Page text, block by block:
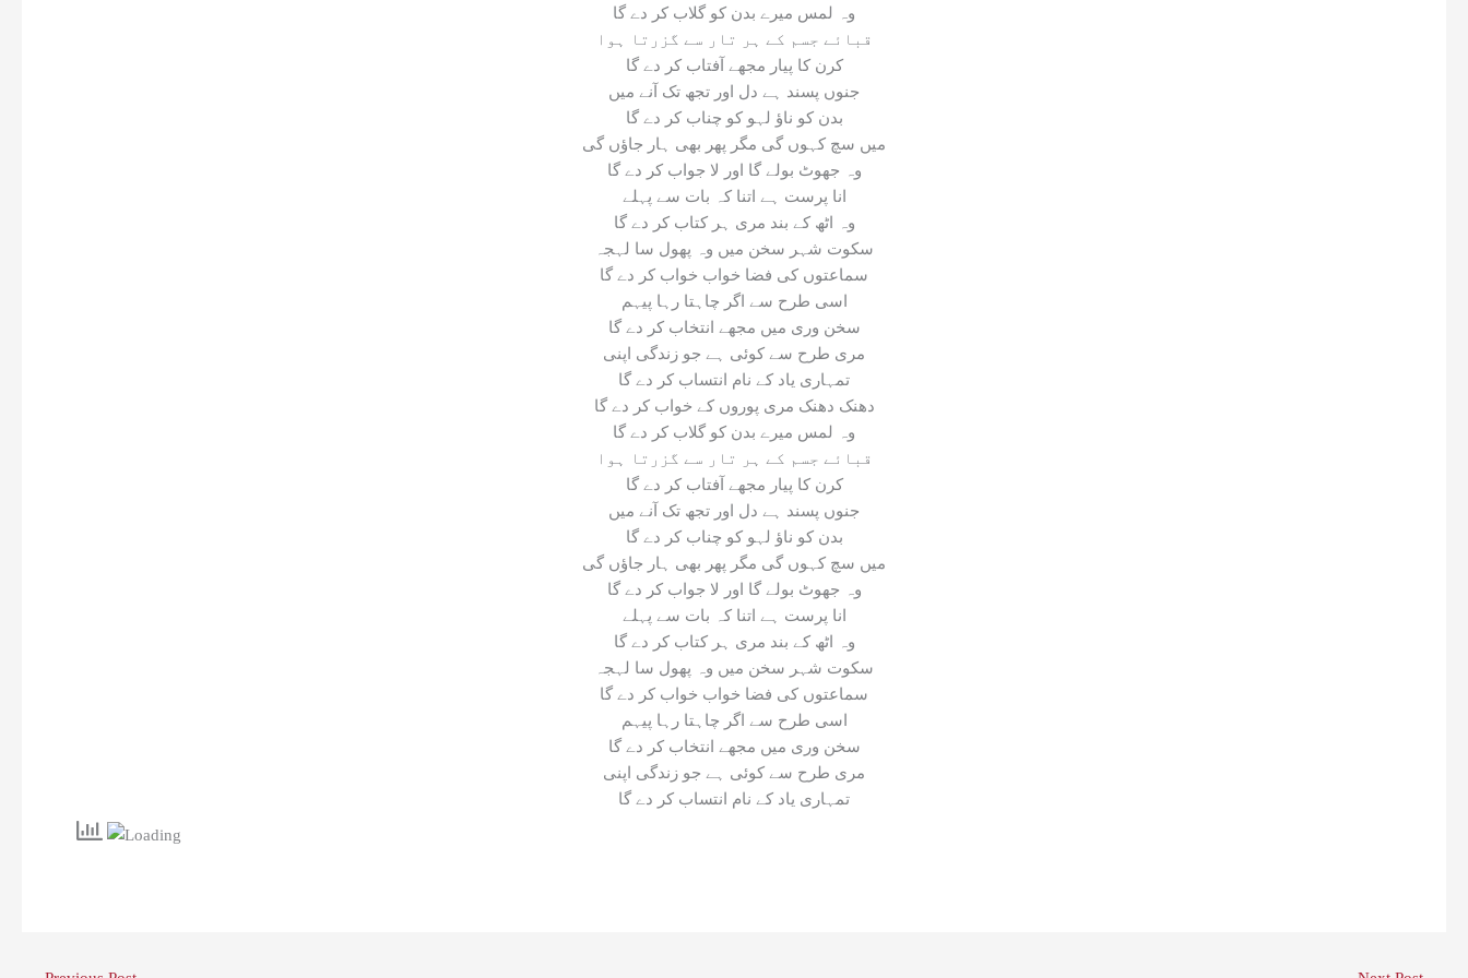
وہ لمس میرے بدن کو گلاب کر دے گا
قبائے جسم کے ہر تار سے گزرتا ہوا
کرن کا پیار مجھے آفتاب کر دے گا
جنوں پسند ہے دل اور تجھ تک آنے میں
بدن کو ناؤ لہو کو چناب کر دے گا
میں سچ کہوں گی مگر پھر بھی ہار جاؤں گی
وہ جھوٹ بولے گا اور لا جواب کر دے گا
انا پرست ہے اتنا کہ بات سے پہلے
وہ اٹھ کے بند مری ہر کتاب کر دے گا
سکوت شہر سخن میں وہ پھول سا لہجہ
سماعتوں کی فضا خواب خواب کر دے گا
اسی طرح سے اگر چاہتا رہا پیہم
سخن وری میں مجھے انتخاب کر دے گا
مری طرح سے کوئی ہے جو زندگی اپنی
تمہاری یاد کے نام انتساب کر دے گا
دھنک دھنک مری پوروں کے خواب کر دے گا
وہ لمس میرے بدن کو گلاب کر دے گا
قبائے جسم کے ہر تار سے گزرتا ہوا
کرن کا پیار مجھے آفتاب کر دے گا
جنوں پسند ہے دل اور تجھ تک آنے میں
بدن کو ناؤ لہو کو چناب کر دے گا
میں سچ کہوں گی مگر پھر بھی ہار جاؤں گی
وہ جھوٹ بولے گا اور لا جواب کر دے گا
انا پرست ہے اتنا کہ بات سے پہلے
وہ اٹھ کے بند مری ہر کتاب کر دے گا
سکوت شہر سخن میں وہ پھول سا لہجہ
سماعتوں کی فضا خواب خواب کر دے گا
اسی طرح سے اگر چاہتا رہا پیہم
سخن وری میں مجھے انتخاب کر دے گا
مری طرح سے کوئی ہے جو زندگی اپنی
تمہاری یاد کے نام انتساب کر دے گا